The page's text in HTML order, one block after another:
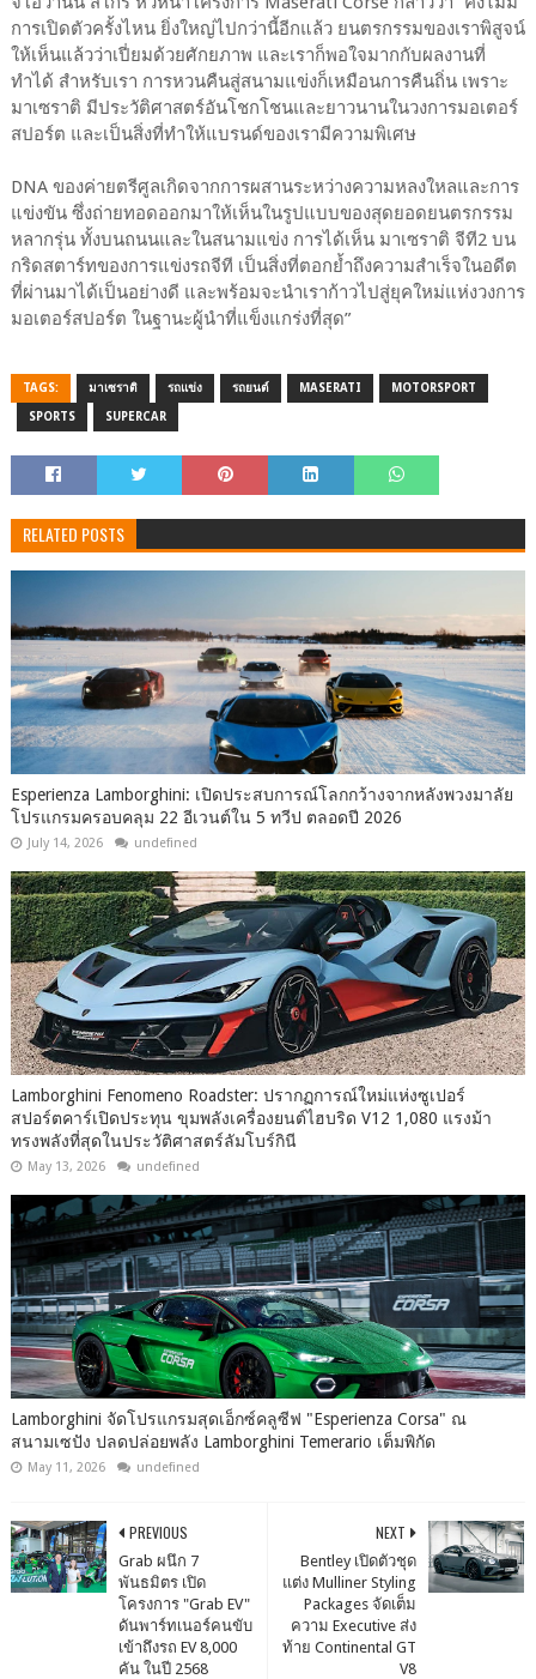
การเปิดตัวครั้งไหน ยิ่งใหญ่ไปกว่านี้อีกแล้ว ยนตรกรรมของเราพิสูจน์
ให้เห็นแล้วว่าเปี่ยมด้วยศักยภาพ และเราก็พอใจมากกับผลงานที่
ทำได้ สำหรับเรา การหวนคืนสู่สนามแข่งก็เหมือนการคืนถิ่น เพราะ
มาเซราติ มีประวัติศาสตร์อันโชกโชนและยาวนานในวงการมอเตอร์
สปอร์ต และเป็นสิ่งที่ทำให้แบรนด์ของเรามีความพิเศษ
DNA ของค่ายตรีศูลเกิดจากการผสานระหว่างความหลงใหลและการ
แข่งขัน ซึ่งถ่ายทอดออกมาให้เห็นในรูปแบบของสุดยอดยนตรกรรม
หลากรุ่น ทั้งบนถนนและในสนามแข่ง การได้เห็น มาเซราติ จีที2 บน
กริดสตาร์ทของการแข่งรถจีที เป็นสิ่งที่ตอกย้ำถึงความสำเร็จในอดีต
ที่ผ่านมาได้เป็นอย่างดี และพร้อมจะนำเราก้าวไปสู่ยุคใหม่แห่งวงการ
มอเตอร์สปอร์ต ในฐานะผู้นำที่แข็งแกร่งที่สุด”
TAGS: มาเซราติ รถแข่ง รถยนต์ MASERATI MOTORSPORT
SPORTS SUPERCAR
RELATED POSTS
Esperienza Lamborghini: เปิดประสบการณ์โลกกว้างจากหลังพวงมาลัย
โปรแกรมครอบคลุม 22 อีเวนต์ใน 5 ทวีป ตลอดปี 2026
July 14, 2026 undefined
Lamborghini Fenomeno Roadster: ปรากฏการณ์ใหม่แห่งซูเปอร์
สปอร์ตคาร์เปิดประทุน ขุมพลังเครื่องยนต์ไฮบริด V12 1,080 แรงม้า
ทรงพลังที่สุดในประวัติศาสตร์ลัมโบร์กินี
May 13, 2026 undefined
Lamborghini จัดโปรแกรมสุดเอ็กซ์คลูซีฟ "Esperienza Corsa" ณ
สนามเซปัง ปลดปล่อยพลัง Lamborghini Temerario เต็มพิกัด
May 11, 2026 undefined
NEXT
Bentley เปิดตัวชุด
แต่ง Mulliner Styling
Packages จัดเต็ม
ความ Executive ส่ง
ท้าย Continental GT
V8
PREVIOUS
Grab ผนึก 7
พันธมิตร เปิด
โครงการ "Grab EV"
ดันพาร์ทเนอร์คนขับ
เข้าถึงรถ EV 8,000
คัน ในปี 2568